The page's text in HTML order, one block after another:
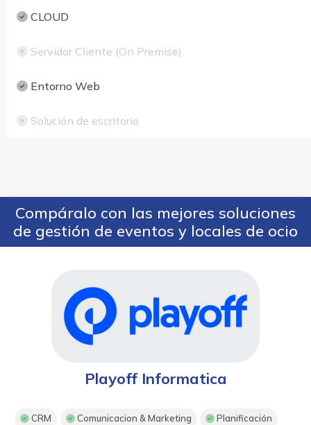
CLOUD
Servidor Cliente (On Premise)
Entorno Web
Solución de escritorio
Compáralo con las mejores soluciones
de gestión de eventos y locales de ocio
Playoff Informatica
CRM Comunicacion & Marketing Planificación